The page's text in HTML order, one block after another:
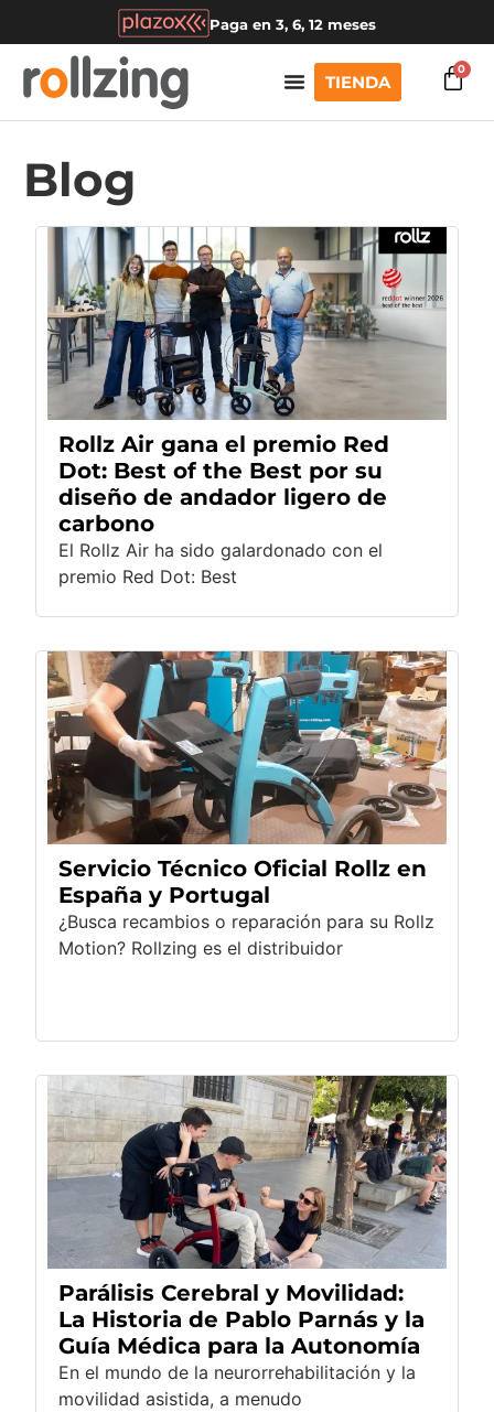
Paga en 3, 6, 12 meses
TIENDA
0
Blog
Rollz Air gana el premio Red
Dot: Best of the Best por su
diseño de andador ligero de
carbono
El Rollz Air ha sido galardonado con el
premio Red Dot: Best
Servicio Técnico Oficial Rollz en
España y Portugal
¿Busca recambios o reparación para su Rollz
Motion? Rollzing es el distribuidor
Parálisis Cerebral y Movilidad:
La Historia de Pablo Parnás y la
Guía Médica para la Autonomía
En el mundo de la neurorrehabilitación y la
movilidad asistida, a menudo